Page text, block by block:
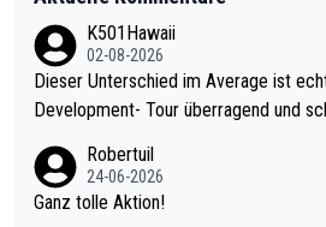
K501Hawaii
02-08-2026
Dieser Unterschied im Average ist echt krass!
Development- Tour überragend und
mal 40+ erst recht. Da gewinnst keinen Blumentopf - ist ja noc
h krasser wie ein Pokalspiel eines Kreisligisten vs einem Bund
Robertuil
24-06-2026
Ganz tolle Aktion!